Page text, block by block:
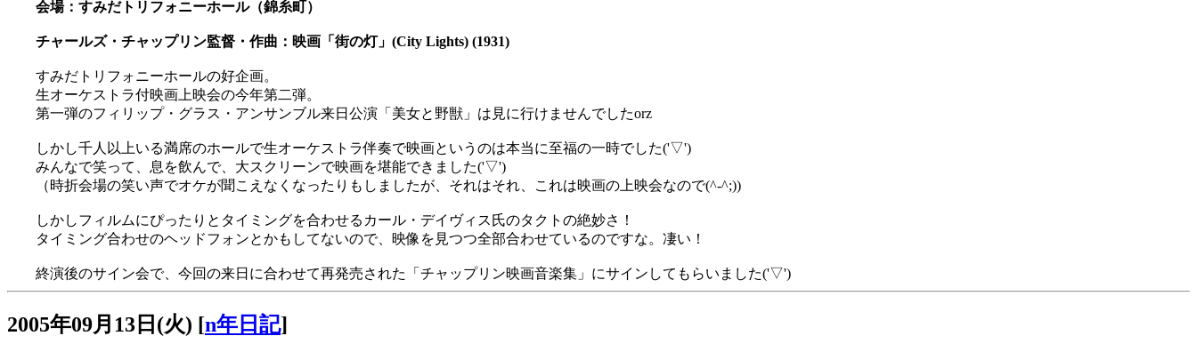
会場：すみだトリフォニーホール（錦糸町）
チャールズ・チャップリン監督・作曲：映画「街の灯」(City Lights) (1931)
すみだトリフォニーホールの好企画。
生オーケストラ付映画上映会の今年第二弾。
第一弾のフィリップ・グラス・アンサンブル来日公演「美女と野獣」は見に行けませんでしたorz
しかし千人以上いる満席のホールで生オーケストラ伴奏で映画というのは本当に至福の一時でした('▽')
みんなで笑って、息を飲んで、大スクリーンで映画を堪能できました('▽')
（時折会場の笑い声でオケが聞こえなくなったりもしましたが、それはそれ、これは映画の上映会なので(^-^;))
しかしフィルムにぴったりとタイミングを合わせるカール・デイヴィス氏のタクトの絶妙さ！
タイミング合わせのヘッドフォンとかもしてないので、映像を見つつ全部合わせているのですな。凄い！
終演後のサイン会で、今回の来日に合わせて再発売された「チャップリン映画音楽集」にサインしてもらいました('▽')
2005年09月13日(火) [n年日記]